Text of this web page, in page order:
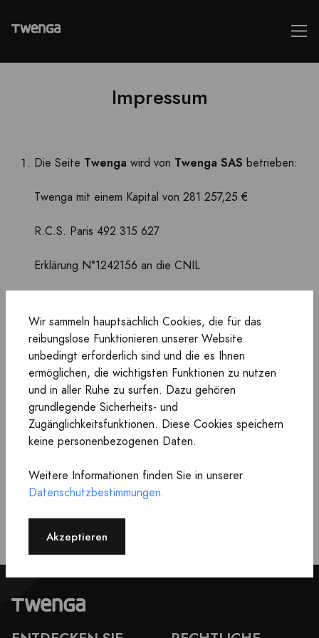
Impressum
Die Seite Twenga wird von Twenga SAS betrieben:
Twenga mit einem Kapital von 281 257,25 €
R.C.S. Paris 492 315 627
Erklärung N°1242156 an die CNIL
Firmensitz:: Chez WeWork - 4 Rue Jules Lefebvre
75009 PARIS
Verlagsleiter: Cédric Anès
Die WebsiteTwengawird auf der Google Cloud
Platform von der Firma Google gehostet:
Firmensitz:: 8 Rue de Londres - 75009 Paris - France
Wir sammeln hauptsächlich Cookies, die für das
reibungslose Funktionieren unserer Website
unbedingt erforderlich sind und die es Ihnen
ermöglichen, die wichtigsten Funktionen zu nutzen
und in aller Ruhe zu surfen. Dazu gehören
grundlegende Sicherheits- und
Zugänglichkeitsfunktionen. Diese Cookies speichern
keine personenbezogenen Daten.
Weitere Informationen finden Sie in unserer
Datenschutzbestimmungen.
Akzeptieren